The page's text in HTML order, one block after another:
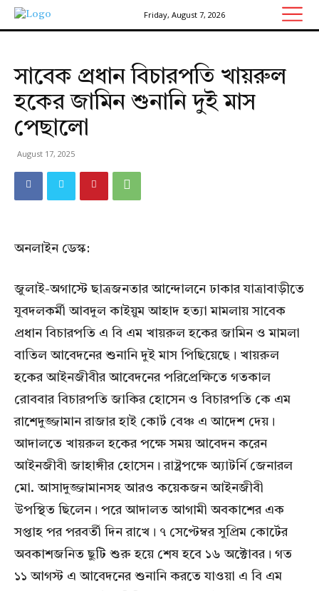
Friday, August 7, 2026
সাবেক প্রধান বিচারপতি খায়রুল
হকের জামিন শুনানি দুই মাস
পেছালো
August 17, 2025
অনলাইন ডেস্ক:
জুলাই-অগাস্টে ছাত্রজনতার আন্দোলনে ঢাকার যাত্রাবাড়ীতে
যুবদলকর্মী আবদুল কাইয়ুম আহাদ হত্যা মামলায় সাবেক
প্রধান বিচারপতি এ বি এম খায়রুল হকের জামিন ও মামলা
বাতিল আবেদনের শুনানি দুই মাস পিছিয়েছে। খায়রুল
হকের আইনজীবীর আবেদনের পরিপ্রেক্ষিতে গতকাল
রোববার বিচারপতি জাকির হোসেন ও বিচারপতি কে এম
রাশেদুজ্জামান রাজার হাই কোর্ট বেঞ্চ এ আদেশ দেয়।
আদালতে খায়রুল হকের পক্ষে সময় আবেদন করেন
আইনজীবী জাহাঙ্গীর হোসেন। রাষ্ট্রপক্ষে অ্যাটর্নি জেনারল
মো. আসাদুজ্জামানসহ আরও কয়েকজন আইনজীবী
উপস্থিত ছিলেন। পরে আদালত আগামী অবকাশের এক
সপ্তাহ পর পরবর্তী দিন রাখে। ৭ সেপ্টেম্বর সুপ্রিম কোর্টের
অবকাশজনিত ছুটি শুরু হয়ে শেষ হবে ১৬ অক্টোবর। গত
১১ আগস্ট এ আবেদনের শুনানি করতে যাওয়া এ বি এম